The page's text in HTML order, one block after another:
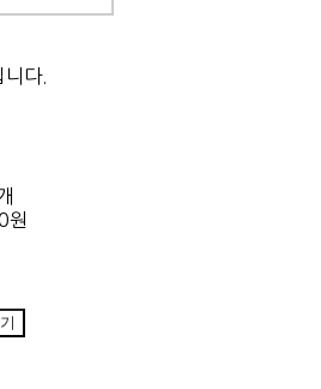
다.
원